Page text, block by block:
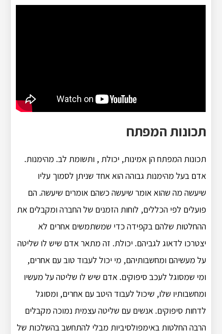
תכונות המפתח
תכונות המפתח הן אמינות, יכולת , ותשומת לב. מהימנות.
אדם בעל מהימנות גבוהה הוא אחד שניתן לסמוך עליו
שיעשה מה שהוא אומר שיעשה כשהם אומרים שיעשה. הם
פועלים לפי הכללים, לוחות הזמנים של החברה ומקבלים את
ההחלטות שלהם בקפידה כדי שמשתמשים אחרים לא
יצטרכו לדאוג לגביהם. יכולת. זה מתאר אדם שיש לו שליטה
על מעשיהם ומחשבותיהם, מי יכול לעבוד טוב עם אחרים,
ומי שמסוגל לעכב סיפוקים. אדם שיש לו שליטה על מעשיו
ומחשבותיו שלו, שיכול לעבוד היטב עם אחרים, ומסוגל
לדחות סיפוקים. אנשים עם שליטה עצמית נמוכה מקבלים
הרבה החלטות באימפולסיביות מבלי להתחשב בהשלכות של